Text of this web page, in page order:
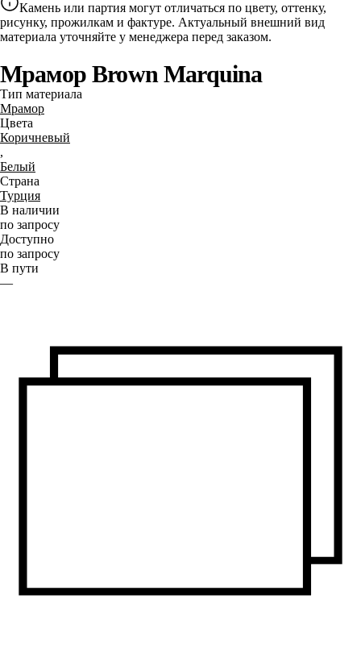
Камень или партия могут отличаться по цвету, оттенку,
рисунку, прожилкам и фактуре. Актуальный внешний вид
материала уточняйте у менеджера перед заказом.
Мрамор Brown Marquina
Тип материала
Мрамор
Цвета
Коричневый
,
Белый
Страна
Турция
В наличии
по запросу
Доступно
по запросу
В пути
—